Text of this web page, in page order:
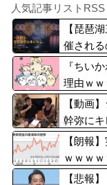
人気記事リストRSS
【琵琶
催され
なし、
『ちい
理由ｗ
【動画
幹弥に
【朗報
ｗｗｗｗ
【悲報